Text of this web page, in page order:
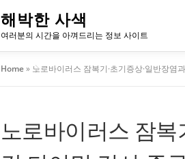
해박한 사색
여러분의 시간을 아껴드리는 정보 사이트
Home» 노로바이러스 잠복기·초기증상·일반장염
노로바이러스 잠복